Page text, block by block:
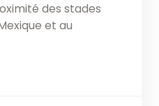
des stades
et au